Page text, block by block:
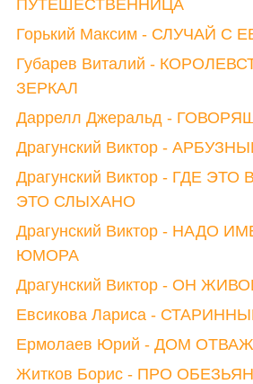
ПУТЕШЕСТВЕННИЦА
Горький Максим - СЛУЧАЙ С
Губарев Виталий -
ЗЕРКАЛ
Даррелл Джеральд -
Драгунский Виктор -
Драгунский Виктор - ГДЕ
ЭТО СЛЫХАНО
Драгунский Виктор - НАДО
ЮМОРА
Драгунский Виктор - ОН
Евсикова Лариса -
Ермолаев Юрий - ДОМ
Житков Борис - ПРО